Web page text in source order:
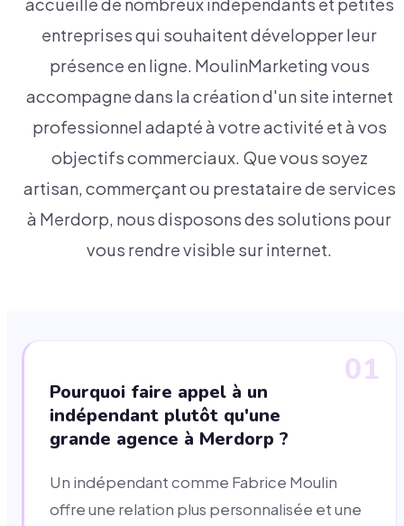
accueille de nombreux indépendants et petites
entreprises qui souhaitent développer leur
présence en ligne. MoulinMarketing vous
accompagne dans la création d'un site internet
professionnel adapté à votre activité et à vos
objectifs commerciaux. Que vous soyez
artisan, commerçant ou prestataire de services
à Merdorp, nous disposons des solutions pour
vous rendre visible sur internet.
01
Pourquoi faire appel à un
indépendant plutôt qu'une
grande agence à Merdorp ?
Un indépendant comme Fabrice Moulin
offre une relation plus personnalisée et une